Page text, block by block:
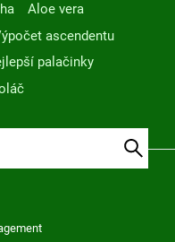
Aloe vera
ascendentu
palačinky